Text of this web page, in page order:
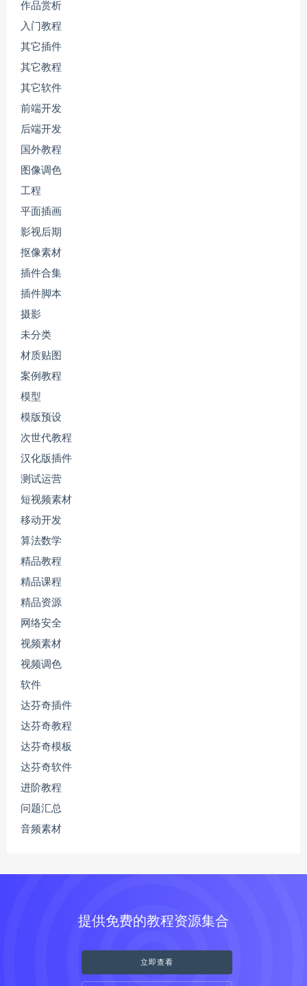
作品赏析
入门教程
其它插件
其它教程
其它软件
前端开发
后端开发
国外教程
图像调色
工程
平面插画
影视后期
抠像素材
插件合集
插件脚本
摄影
未分类
材质贴图
案例教程
模型
模版预设
次世代教程
汉化版插件
测试运营
短视频素材
移动开发
算法数学
精品教程
精品课程
精品资源
网络安全
视频素材
视频调色
软件
达芬奇插件
达芬奇教程
达芬奇模板
达芬奇软件
进阶教程
问题汇总
音频素材
提供免费的教程资源集合
立即查看